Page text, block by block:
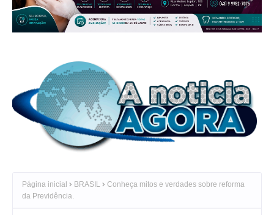
Página inicial BRASIL
Conheça mitos e verdades sobre reforma
da Previdência.